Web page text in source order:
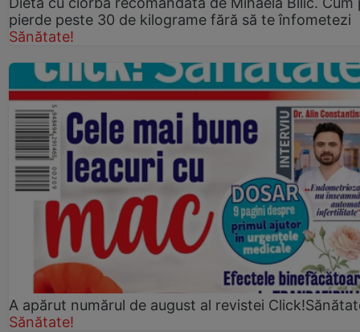
pierde peste 30 de kilograme fără să te înfometezi
Sănătate!
A apărut numărul de august al revistei
Sănătate!